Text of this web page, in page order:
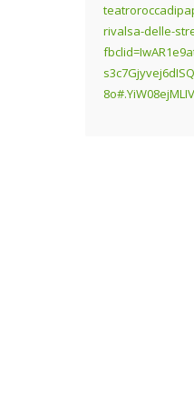
rivalsa-delle-
8o#.YiW08ejMLIV